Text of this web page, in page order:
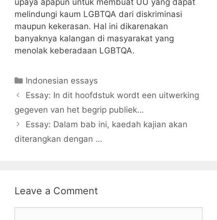
upaya apapun untuk membuat UU yang dapat
melindungi kaum LGBTQA dari diskriminasi
maupun kekerasan. Hal ini dikarenakan
banyaknya kalangan di masyarakat yang
menolak keberadaan LGBTQA.
Categories
Indonesian essays
Essay: In dit hoofdstuk wordt een uitwerking
gegeven van het begrip publiek…
Essay: Dalam bab ini, kaedah kajian akan
diterangkan dengan …
Leave a Comment